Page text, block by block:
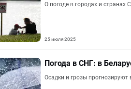
О погоде в городах и странах
25 июля 2025
Погода в СНГ: в
Осадки и грозы